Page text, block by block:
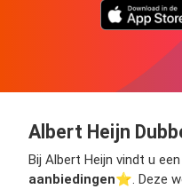
Albert Heijn
Bij Albert Heijn vindt u
aanbiedingen⭐️. Deze